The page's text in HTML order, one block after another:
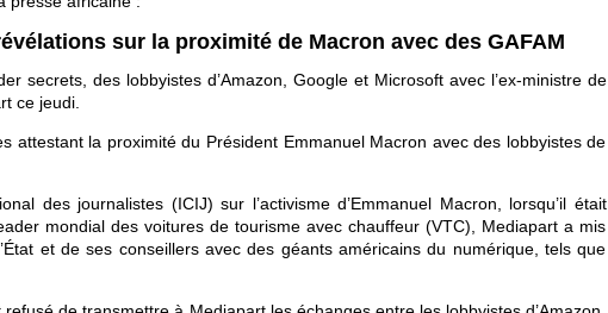
sur la proximité de Macron avec des GAFAM
secrets, des lobbyistes d’Amazon, Google et Microsoft avec l’ex-ministre de
ce jeudi.
attestant la proximité du Président Emmanuel Macron avec des lobbyistes de
des journalistes (ICIJ) sur l’activisme d’Emmanuel Macron, lorsqu’il était
mondial des voitures de tourisme avec chauffeur (VTC), Mediapart a mis
et de ses conseillers avec des géants américains du numérique, tels que